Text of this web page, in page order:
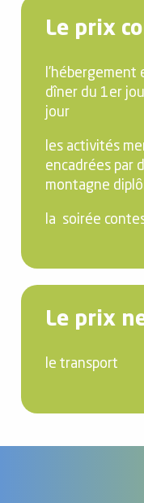
Le prix
l’hébergement
dîner du 1er
jour
les activités
encadrées par
montagne
la soirée
Le prix
le transport